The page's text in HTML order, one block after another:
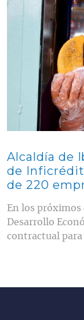
Alcaldía de
de
de 220
En los
Desarrollo
contractual para